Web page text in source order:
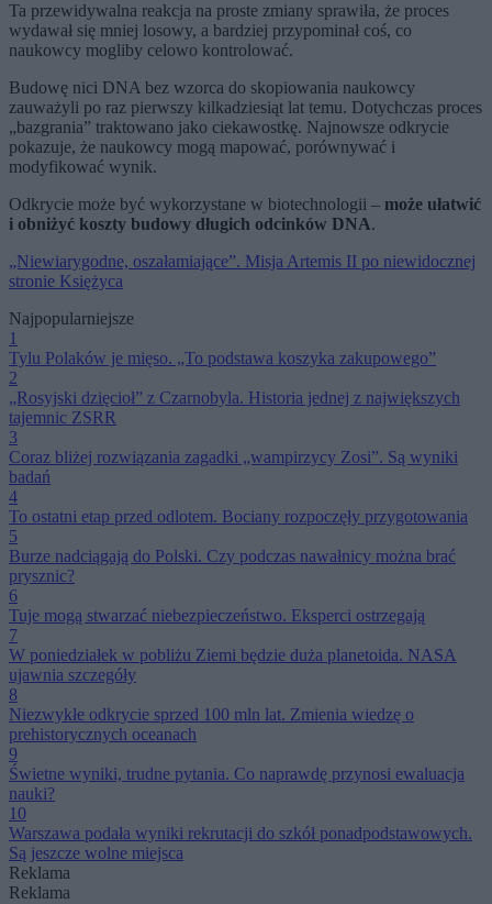
Ta przewidywalna reakcja na proste zmiany sprawiła, że ​​proces
wydawał się mniej losowy, a bardziej przypominał coś, co
naukowcy mogliby celowo kontrolować.
Budowę nici DNA bez wzorca do skopiowania naukowcy
zauważyli po raz pierwszy kilkadziesiąt lat temu. Dotychczas proces
„bazgrania” traktowano jako ciekawostkę. Najnowsze odkrycie
pokazuje, że naukowcy mogą mapować, porównywać i
modyfikować wynik.
Odkrycie może być wykorzystane w biotechnologii – może ułatwić
i obniżyć koszty budowy długich odcinków DNA.
„Niewiarygodne, oszałamiające”. Misja Artemis II po niewidocznej
stronie Księżyca
Najpopularniejsze
1
Tylu Polaków je mięso. „To podstawa koszyka zakupowego”
2
„Rosyjski dzięcioł” z Czarnobyla. Historia jednej z największych
tajemnic ZSRR
3
Coraz bliżej rozwiązania zagadki „wampirzycy Zosi”. Są wyniki
badań
4
To ostatni etap przed odlotem. Bociany rozpoczęły przygotowania
5
Burze nadciągają do Polski. Czy podczas nawałnicy można brać
prysznic?
6
Tuje mogą stwarzać niebezpieczeństwo. Eksperci ostrzegają
7
W poniedziałek w pobliżu Ziemi będzie duża planetoida. NASA
ujawnia szczegóły
8
Niezwykłe odkrycie sprzed 100 mln lat. Zmienia wiedzę o
prehistorycznych oceanach
9
Świetne wyniki, trudne pytania. Co naprawdę przynosi ewaluacja
nauki?
10
Warszawa podała wyniki rekrutacji do szkół ponadpodstawowych.
Są jeszcze wolne miejsca
Reklama
Reklama